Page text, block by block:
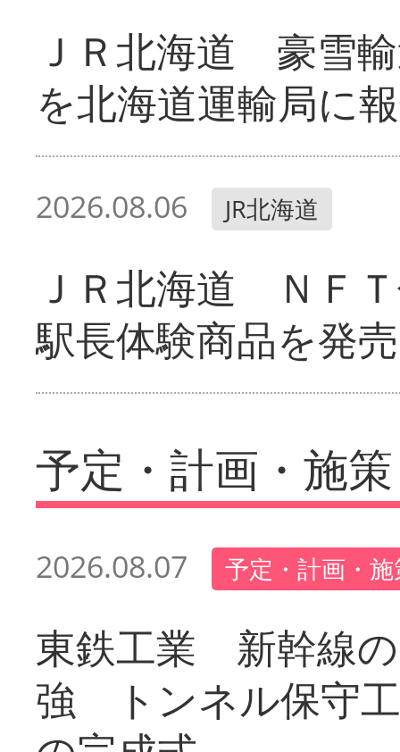
ＪＲ北海道 豪雪
を北海道運輸局に
2026.08.06 JR北海道
ＪＲ北海道 ＮＦ
駅長体験商品を発売
予定・計画・施策
2026.08.07 予定・計画・
東鉄工業 新幹線
強 トンネル保守